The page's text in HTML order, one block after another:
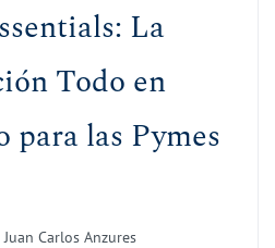
La
Todo en
para las Pymes
Juan Carlos Anzures